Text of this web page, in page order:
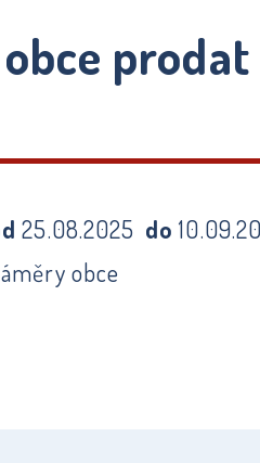
prodat
25.08.2025 do
obce